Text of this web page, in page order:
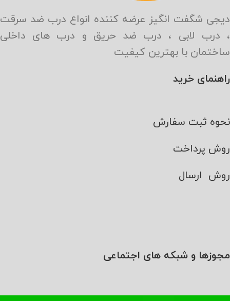
دیجی شگفت انگیز عرضه کننده انواع درب ضد سرقت
، درب لابی ، درب ضد حریق و درب های داخلی
ساختمان با بهترین کیفیت
راهنمای خرید
نحوه ثبت سفارش
روش پرداخت
روش ارسال
مجوزها و شبکه های اجتماعی